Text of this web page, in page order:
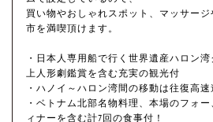
買い物やおしゃれスポット、マッサー
市を満喫頂けます。
・日本人専用船で行く世界遺産ハロン
上人形劇鑑賞を含む充実の観光付
・ハノイ～ハロン湾間の移動は往復高
・ベトナム北部名物料理、本場のフォ
ィナーを含む計7回の食事付！